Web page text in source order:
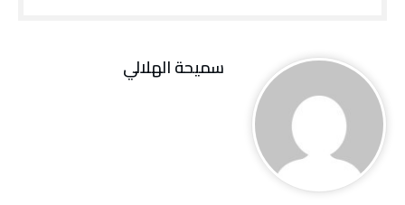
سميحة الهلالي